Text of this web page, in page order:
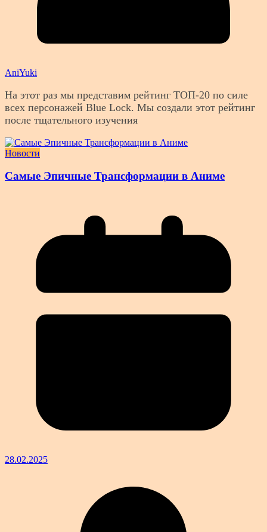
AniYuki
На этот раз мы представим рейтинг ТОП-20 по силе
всех персонажей Blue Lock. Мы создали этот рейтинг
после тщательного изучения
Новости
Самые Эпичные Трансформации в Аниме
28.02.2025